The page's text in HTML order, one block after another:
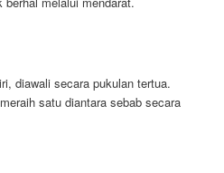
diawali secara pukulan tertua.
satu diantara sebab secara